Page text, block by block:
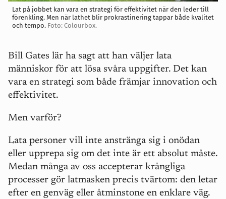
Lat på jobbet kan vara en strategi för effektivitet när den leder till
förenkling. Men när lathet blir prokrastinering tappar både kvalitet
och tempo. Foto: Colourbox.
Bill Gates lär ha sagt att han väljer lata
människor för att lösa svåra uppgifter. Det kan
vara en strategi som både främjar innovation och
effektivitet.
Men varför?
Lata personer vill inte anstränga sig i onödan
eller upprepa sig om det inte är ett absolut måste.
Medan många av oss accepterar krångliga
processer gör latmasken precis tvärtom: den letar
efter en genväg eller åtminstone en enklare väg.